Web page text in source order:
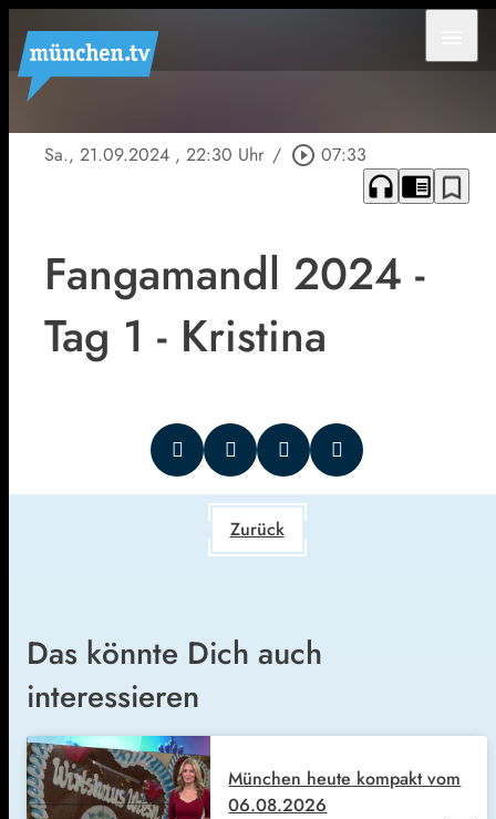
Sa., 21.09.2024 , 22:30 Uhr / play_circle_outline 07:33
headphones chrome_reader_mode bookmark_border
Fangamandl 2024 -
Tag 1 - Kristina
Zurück
Das könnte Dich auch
interessieren
München heute kompakt vom
06.08.2026